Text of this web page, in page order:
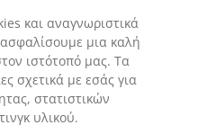
σας
και αναγνωριστικά
μια καλή
ιστότοπό μας. Τα
σχετικά με εσάς για την